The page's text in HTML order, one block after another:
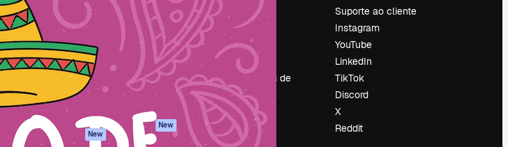
Spaces
Assistente de IA
Gerador de
imagens
Gerador de vídeos
Texto para voz
Conteúdo de stock
MCP para
Claude/ChatGPT
New
Academy
Documentação
Atendimento
Termos e
condições
Política de
privacidade
Originais New
Política de cookies
Preços
Sobre nós
Reviews
Emprego
Tendências de
pesquisa
Blog
Eventos
Slidesgo
Suporte ao cliente
Instagram
YouTube
LinkedIn
TikTok
Discord
X
Reddit